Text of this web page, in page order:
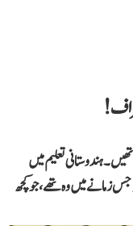
ہندوستانی تعلیم میں
جس زمانے میں وہ تھے،جو کچھ